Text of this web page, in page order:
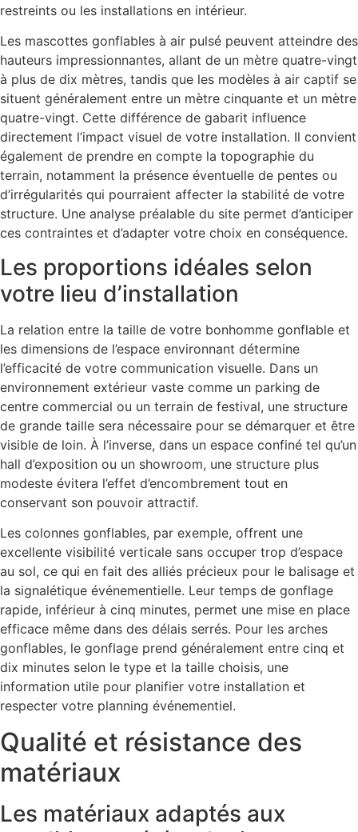
restreints ou les installations en intérieur.
Les mascottes gonflables à air pulsé peuvent atteindre des
hauteurs impressionnantes, allant de un mètre quatre-vingt
à plus de dix mètres, tandis que les modèles à air captif se
situent généralement entre un mètre cinquante et un mètre
quatre-vingt. Cette différence de gabarit influence
directement l’impact visuel de votre installation. Il convient
également de prendre en compte la topographie du
terrain, notamment la présence éventuelle de pentes ou
d’irrégularités qui pourraient affecter la stabilité de votre
structure. Une analyse préalable du site permet d’anticiper
ces contraintes et d’adapter votre choix en conséquence.
Les proportions idéales selon
votre lieu d’installation
La relation entre la taille de votre bonhomme gonflable et
les dimensions de l’espace environnant détermine
l’efficacité de votre communication visuelle. Dans un
environnement extérieur vaste comme un parking de
centre commercial ou un terrain de festival, une structure
de grande taille sera nécessaire pour se démarquer et être
visible de loin. À l’inverse, dans un espace confiné tel qu’un
hall d’exposition ou un showroom, une structure plus
modeste évitera l’effet d’encombrement tout en
conservant son pouvoir attractif.
Les colonnes gonflables, par exemple, offrent une
excellente visibilité verticale sans occuper trop d’espace
au sol, ce qui en fait des alliés précieux pour le balisage et
la signalétique événementielle. Leur temps de gonflage
rapide, inférieur à cinq minutes, permet une mise en place
efficace même dans des délais serrés. Pour les arches
gonflables, le gonflage prend généralement entre cinq et
dix minutes selon le type et la taille choisis, une
information utile pour planifier votre installation et
respecter votre planning événementiel.
Qualité et résistance des
matériaux
Les matériaux adaptés aux